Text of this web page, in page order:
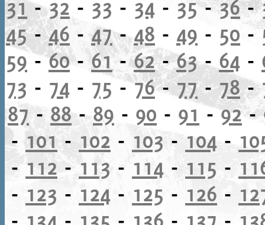
31-32 - 33 - 34 - 35-36-
45-46-47-48 - 49 - 50 -
59 -60-61-62-63- 64 -
73 - 74 - 75 -76-77-78-
87 - 88 - 89 - 90 - 91 -92-
-101- 102 - 103- 104 -
- 112-113 - 114 - 115 -
- 123 - 124 - 125 - 126 -